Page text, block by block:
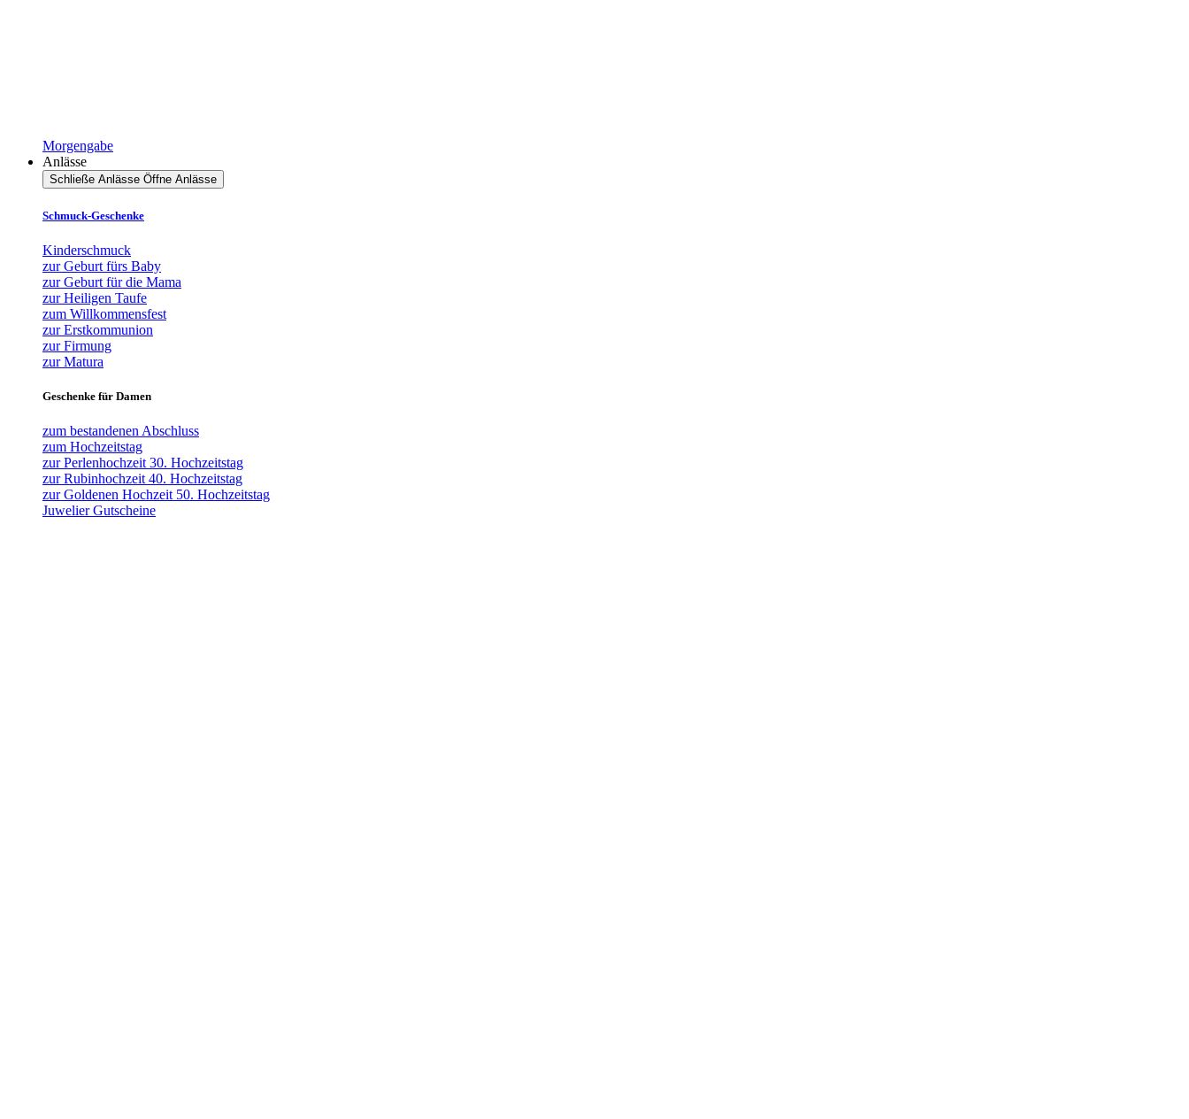
Morgengabe
Anlässe
Schließe Anlässe Öffne Anlässe
Schmuck-Geschenke
Kinderschmuck
zur Geburt fürs Baby
zur Geburt für die Mama
zur Heiligen Taufe
zum Willkommensfest
zur Erstkommunion
zur Firmung
zur Matura
Geschenke für Damen
zum bestandenen Abschluss
zum Hochzeitstag
zur Perlenhochzeit 30. Hochzeitstag
zur Rubinhochzeit 40. Hochzeitstag
zur Goldenen Hochzeit 50. Hochzeitstag
Juwelier Gutscheine